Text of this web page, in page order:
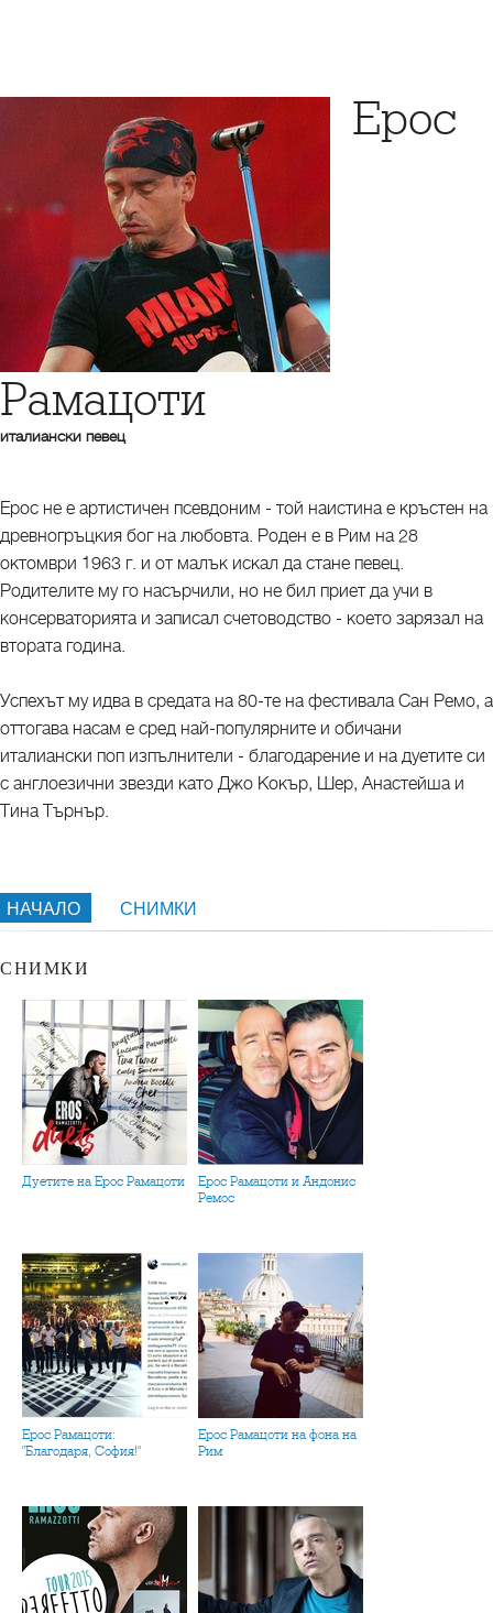
Ерос
Рамацоти
италиански певец
Ерос не е артистичен псевдоним - той наистина е кръстен на
древногръцкия бог на любовта. Роден е в Рим на 28
октомври 1963 г. и от малък искал да стане певец.
Родителите му го насърчили, но не бил приет да учи в
консерваторията и записал счетоводство - което зарязал на
втората година.
Успехът му идва в средата на 80-те на фестивала Сан Ремо, а
оттогава насам е сред най-популярните и обичани
италиански поп изпълнители - благодарение и на дуетите си
с англоезични звезди като Джо Кокър, Шер, Анастейша и
Тина Търнър.
НАЧАЛО СНИМКИ
СНИМКИ
Дуетите на Ерос Рамацоти
Ерос Рамацоти и Андонис
Ремос
Ерос Рамацоти:
"Благодаря, София!"
Ерос Рамацоти на фона на
Рим